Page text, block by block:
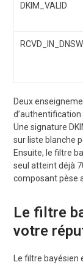
DKIM_VALID
Deux
Une signature
sur liste blanche
Ensuite, le filtre
seul atteint déjà
composant pèse
Le filtre
votre
Le filtre